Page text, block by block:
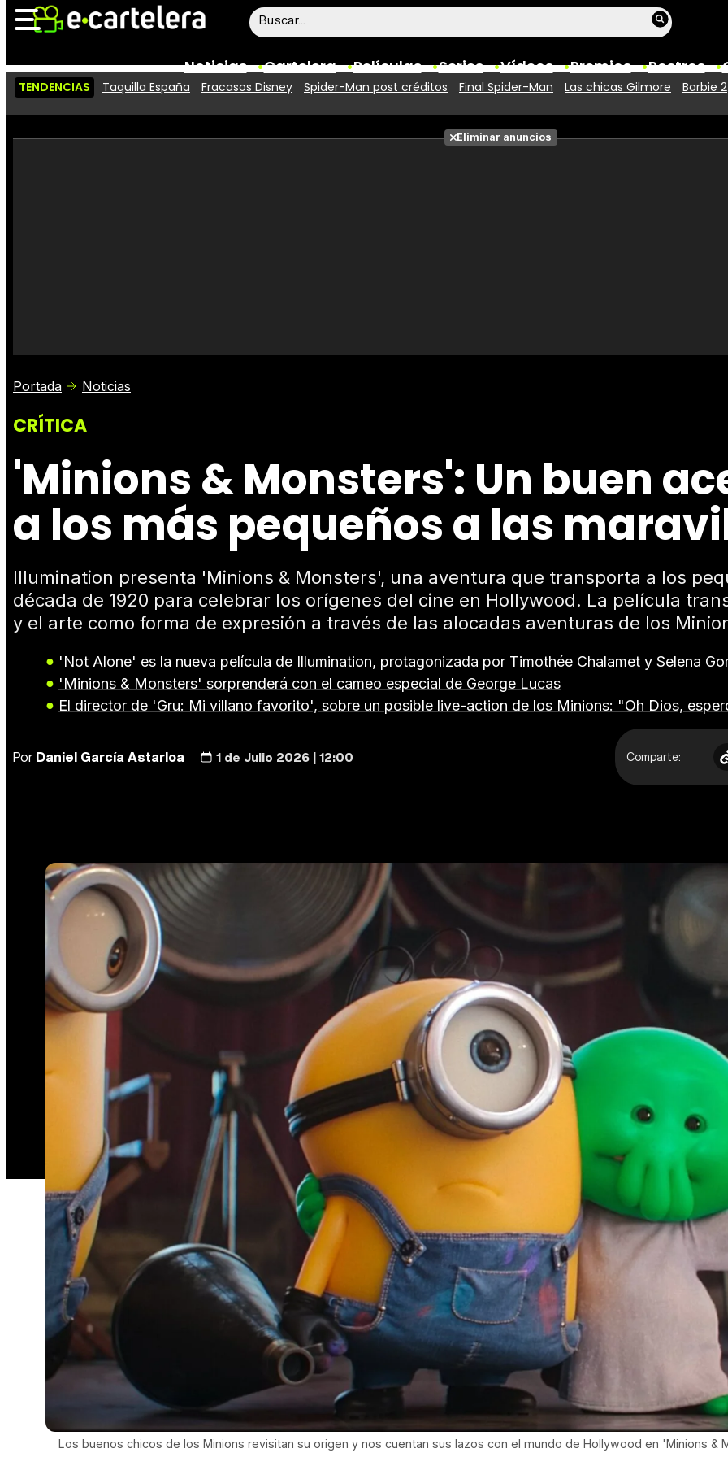
Noticias Cartelera Películas Series Vídeos Premios Rostros
Vídeos
Taquilla Fotos
TENDENCIAS Taquilla España Fracasos Disney Spider-Man post créditos Final Spider-Man Las chicas Gilmore Barbie 2
Eliminar anuncios
Portada Noticias
CRÍTICA
'Minions & Monsters': Un buen
a los más pequeños a las
Illumination presenta 'Minions & Monsters', una aventura que transporta a los
década de 1920 para celebrar los orígenes del cine en Hollywood. La película
y el arte como forma de expresión a través de las alocadas aventuras de los
'Not Alone' es la nueva película de Illumination, protagonizada por Timothée Chalamet y Selena
'Minions & Monsters' sorprenderá con el cameo especial de George Lucas
El director de 'Gru: Mi villano favorito', sobre un posible live-action de los Minions: "Oh Dios,
PorDaniel García Astarloa 1 de Julio 2026 | 12:00 Comparte:
Los buenos chicos de los Minions revisitan su origen y nos cuentan sus lazos con el mundo de Hollywood en 'Minions &